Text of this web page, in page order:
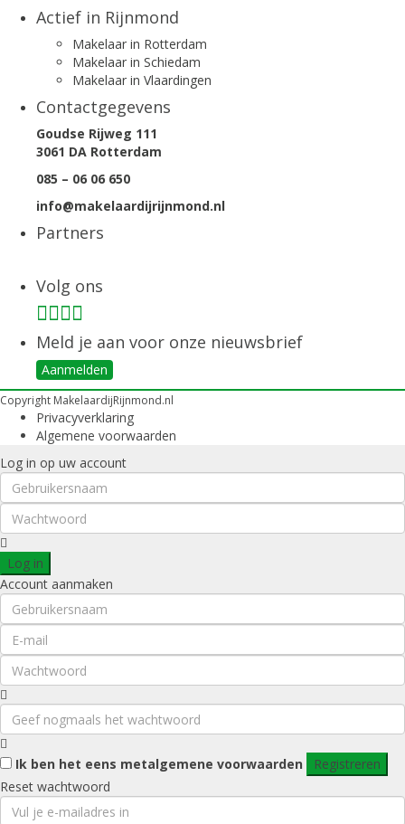
Actief in Rijnmond
Makelaar in Rotterdam
Makelaar in Schiedam
Makelaar in Vlaardingen
Contactgegevens
Goudse Rijweg 111
3061 DA Rotterdam
085 – 06 06 650
info@makelaardijrijnmond.nl
Partners
Volg ons
Meld je aan voor onze nieuwsbrief
Aanmelden
Copyright MakelaardijRijnmond.nl
Privacyverklaring
Algemene voorwaarden
Log in op uw account
Log in
Account aanmaken
Ik ben het eens metalgemene voorwaarden
Registreren
Reset wachtwoord